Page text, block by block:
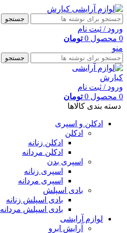
جستجو
ورود / ثبت نام
0 محصول 0 تومان
منو
جستجو
ورود / ثبت نام
0 محصول 0 تومان
دسته بندی کالاها
ادکلن و اسپری
ادکلن
ادکلن زنانه
ادکلن مردانه
اسپری بدن
اسپری زنانه
اسپری مردانه
بادی اسپلش
بادی اسپلش زنانه
بادی اسپلش مردانه
لوازم آرایشی
آرایش ابرو